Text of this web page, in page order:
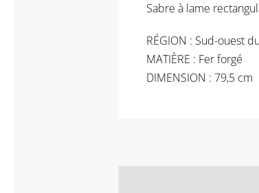
Sabre à lame
RÉGION : Sud-ouest
MATIÈRE : Fer forgé
DIMENSION : 79,5 cm